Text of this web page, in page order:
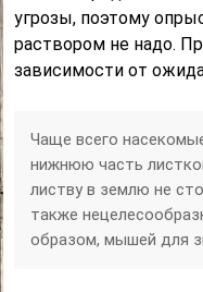
угрозы, поэтому
раствором не надо.
зависимости от
Чаще всего
нижнюю часть
листву в землю не
также
образом, мышей для